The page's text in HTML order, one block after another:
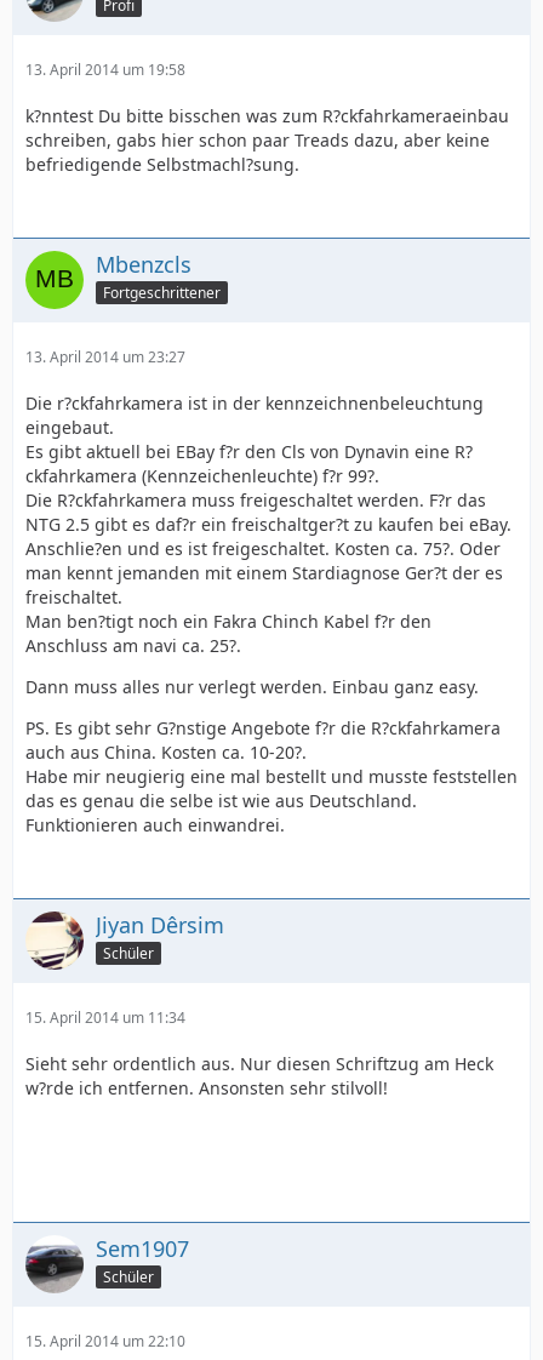
Profi
13. April 2014 um 19:58
k?nntest Du bitte bisschen was zum R?ckfahrkameraeinbau
schreiben, gabs hier schon paar Treads dazu, aber keine
befriedigende Selbstmachl?sung.
Mbenzcls
Fortgeschrittener
13. April 2014 um 23:27
Die r?ckfahrkamera ist in der kennzeichnenbeleuchtung
eingebaut.
Es gibt aktuell bei EBay f?r den Cls von Dynavin eine R?
ckfahrkamera (Kennzeichenleuchte) f?r 99?.
Die R?ckfahrkamera muss freigeschaltet werden. F?r das
NTG 2.5 gibt es daf?r ein freischaltger?t zu kaufen bei eBay.
Anschlie?en und es ist freigeschaltet. Kosten ca. 75?. Oder
man kennt jemanden mit einem Stardiagnose Ger?t der es
freischaltet.
Man ben?tigt noch ein Fakra Chinch Kabel f?r den
Anschluss am navi ca. 25?.
Dann muss alles nur verlegt werden. Einbau ganz easy.
PS. Es gibt sehr G?nstige Angebote f?r die R?ckfahrkamera
auch aus China. Kosten ca. 10-20?.
Habe mir neugierig eine mal bestellt und musste feststellen
das es genau die selbe ist wie aus Deutschland.
Funktionieren auch einwandrei.
Jiyan Dêrsim
Schüler
15. April 2014 um 11:34
Sieht sehr ordentlich aus. Nur diesen Schriftzug am Heck
w?rde ich entfernen. Ansonsten sehr stilvoll!
Sem1907
Schüler
15. April 2014 um 22:10